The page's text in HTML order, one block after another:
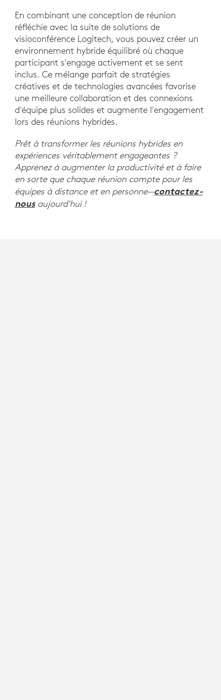
En combinant une conception de réunion
réfléchie avec la suite de solutions de
visioconférence Logitech, vous pouvez créer un
environnement hybride équilibré où chaque
participant s'engage activement et se sent
inclus. Ce mélange parfait de stratégies
créatives et de technologies avancées favorise
une meilleure collaboration et des connexions
d'équipe plus solides et augmente l'engagement
lors des réunions hybrides.
Prêt à transformer les réunions hybrides en
expériences véritablement engageantes ?
Apprenez à augmenter la productivité et à faire
en sorte que chaque réunion compte pour les
équipes à distance et en personne—contactez-
nousaujourd'hui !